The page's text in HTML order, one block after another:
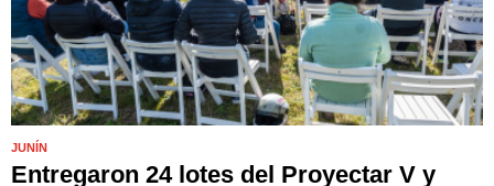
JUNÍN
Entregaron 24 lotes del Proyectar V y